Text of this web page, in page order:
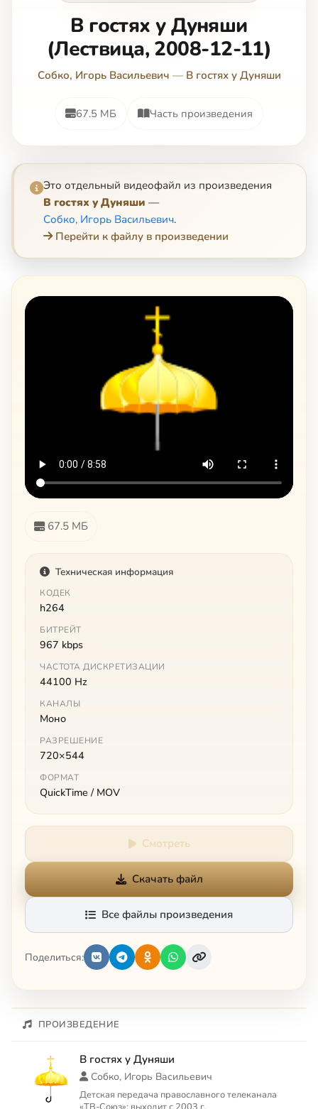
В гостях у Дуняши
(Лествица, 2008-12-11)
Собко, Игорь Васильевич — В гостях у Дуняши
67.5 МБ Часть произведения
Это отдельный видеофайл из произведения
В гостях у Дуняши —
Собко, Игорь Васильевич.
Перейти к файлу в произведении
67.5 МБ
Техническая информация
КОДЕК
h264
БИТРЕЙТ
967 kbps
ЧАСТОТА ДИСКРЕТИЗАЦИИ
44100 Hz
КАНАЛЫ
Моно
РАЗРЕШЕНИЕ
720×544
ФОРМАТ
QuickTime / MOV
Смотреть
Скачать файл
Все файлы произведения
Поделиться:
ПРОИЗВЕДЕНИЕ
В гостях у Дуняши
Собко, Игорь Васильевич
Детская передача православного телеканала